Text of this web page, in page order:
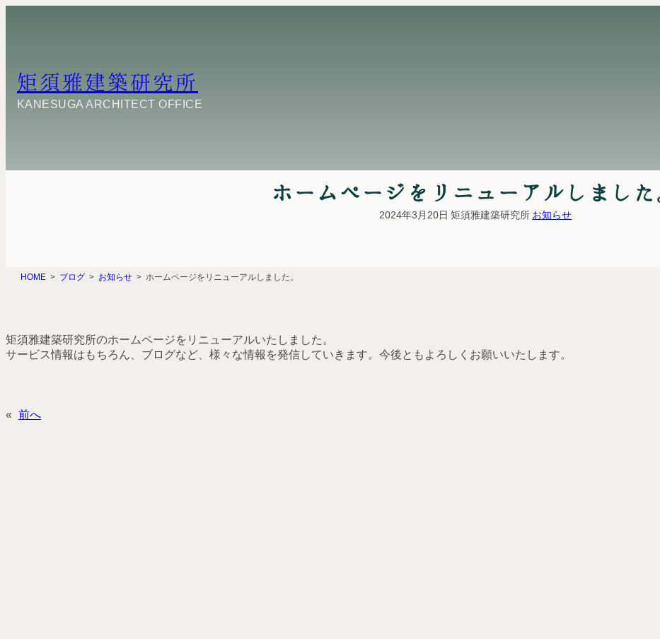
矩須雅建築研究所
KANESUGA ARCHITECT OFFICE
ホームページをリニューアルしました
2024年3月20日 矩須雅建築研究所 お知らせ
HOME ブログ お知らせ ホームページをリニューアルしました。
矩須雅建築研究所のホームページをリニューアルいたしました。
サービス情報はもちろん、ブログなど、様々な情報を発信していきます。今後ともよろしくお願いいたします。
« 前へ